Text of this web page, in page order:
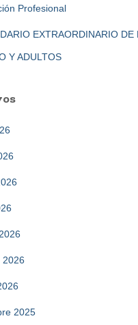
Profesional
EXTRAORDINARIO DE
Y ADULTOS
2026
2025